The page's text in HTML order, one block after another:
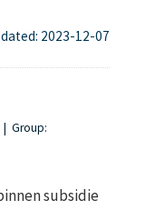
2023-12-07
| Group:
subsidie